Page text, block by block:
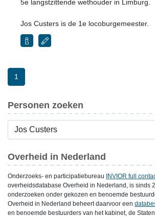
5e langstzittende wethouder in Limburg.
Jos Custers is de 1e locoburgemeester.
1
Personen zoeken
Overheid in Nederland
Onderzoeks- en participatiebureau INVIOR full
overheidsdatabase Overheid in Nederland, is sinds
onderzoeken onder gekozen en benoemde
Overheid in Nederland beheert daarvoor een
en benoemde bestuurders van het kabinet, de